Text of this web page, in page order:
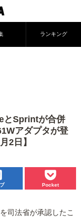
ランキング
とSprintが合併
アダプタが登
2日】
Pocket
司法省が承認したこ